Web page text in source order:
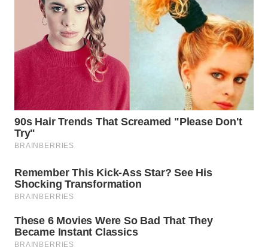
WN
CIANJUR
WN
KEPULAUAN
SERIBU
WN
TANGERANG
WN
BINJAI
WN
CIREBON